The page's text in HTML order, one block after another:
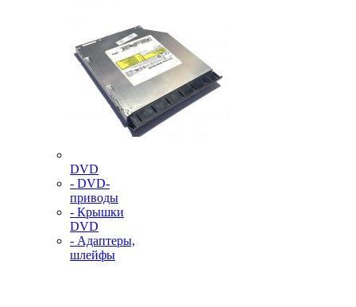
DVD
- DVD-
приводы
- Крышки
DVD
- Адаптеры,
шлейфы